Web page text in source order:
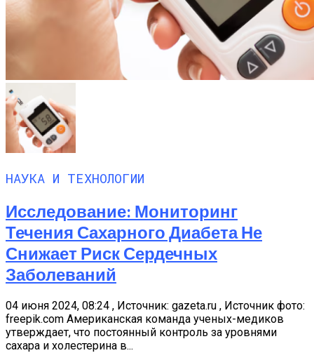
НАУКА И ТЕХНОЛОГИИ
Исследование: Мониторинг
Течения Сахарного Диабета Не
Снижает Риск Сердечных
Заболеваний
04 июня 2024, 08:24 , Источник: gazeta.ru , Источник фото:
freepik.com Американская команда ученых-медиков
утверждает, что постоянный контроль за уровнями
сахара и холестерина в...